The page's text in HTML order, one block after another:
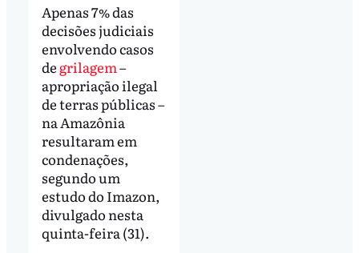
Apenas 7% das
decisões judiciais
envolvendo casos
degrilagem–
apropriação ilegal
de terras públicas –
na Amazônia
resultaram em
condenações,
segundo um
estudo do Imazon,
divulgado nesta
quinta-feira (31).